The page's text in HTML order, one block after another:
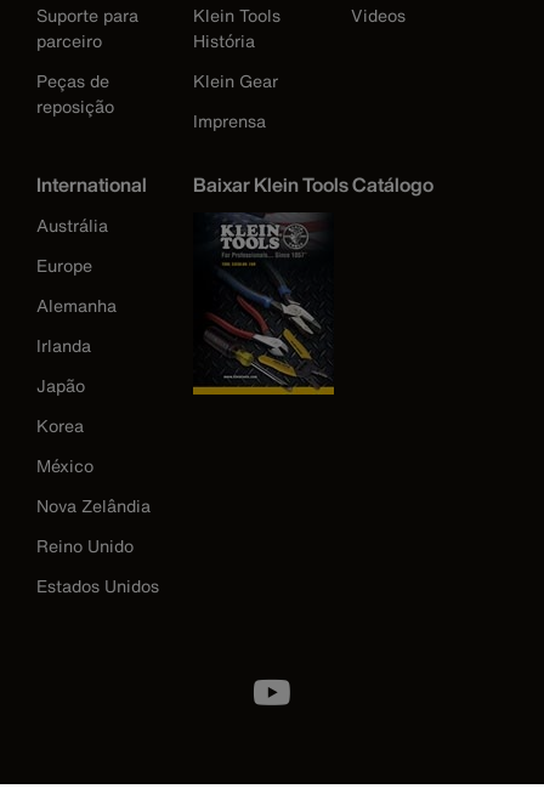
Suporte para
parceiro
Peças de
reposição
Klein Tools
História
Klein Gear
Imprensa
Videos
International
Austrália
Europe
Alemanha
Irlanda
Japão
Korea
México
Nova Zelândia
Reino Unido
Estados Unidos
Baixar Klein Tools Catálogo